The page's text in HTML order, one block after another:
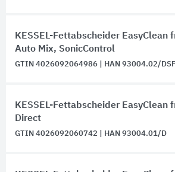
KESSEL-Fettabscheider EasyClean
Auto Mix, SonicControl
GTIN 4026092064986 | HAN 93004.02/
KESSEL-Fettabscheider EasyClean
Direct
GTIN 4026092060742 | HAN 93004.01/D